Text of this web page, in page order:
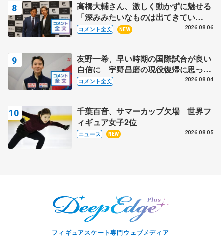
高橋大輔さん、激しく動かずに魅せる
「深みみたいなものは出てきてい
る？」 〝兄さん〟と慕うレジェンド
コメント全文 NEW 2026.08.06
友野一希、早い時期の国際試合が良い
自信に 宇野昌磨の現役復帰に思って
いること 【アジアンオープントロフ
コメント全文 2026.08.04
千葉百音、サマーカップ欠場 世界フ
ィギュア女子2位
ニュース NEW 2026.08.05
フィギュアスケート専門ウェブメディア